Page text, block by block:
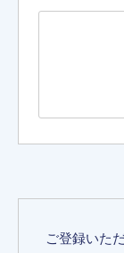
ご登録いた